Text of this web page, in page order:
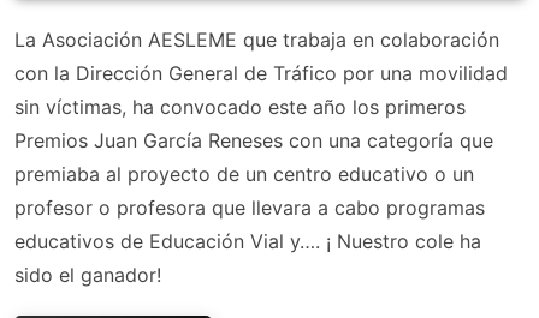
La Asociación AESLEME que trabaja en colaboración
con la Dirección General de Tráfico por una movilidad
sin víctimas, ha convocado este año los primeros
Premios Juan García Reneses con una categoría que
premiaba al proyecto de un centro educativo o un
profesor o profesora que llevara a cabo programas
educativos de Educación Vial y…. ¡ Nuestro cole ha
sido el ganador!